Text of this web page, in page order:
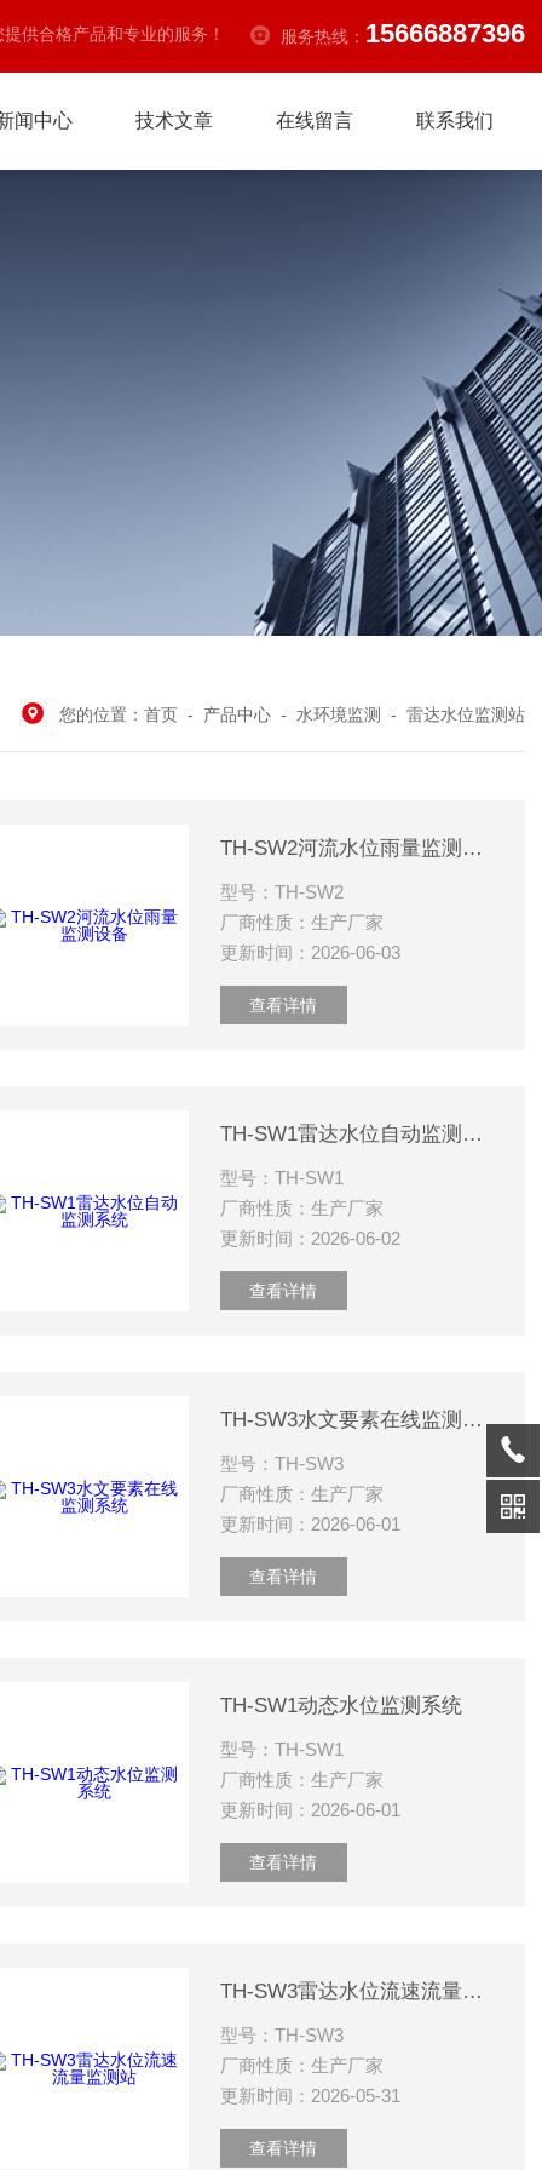
供合格产品和专业的服务！ 服务热线： 15666887396
闻中心 技术文章 在线留言 联系我们
您的位置： 首页 - 产品中心 - 水环境监测 - 雷达水位监测站
TH-SW2河流水位雨量监测设备
型号：TH-SW2
厂商性质：生产厂家
更新时间：2026-06-03
查看详情
TH-SW1雷达水位自动监测系统
型号：TH-SW1
厂商性质：生产厂家
更新时间：2026-06-02
查看详情
TH-SW3水文要素在线监测系统
型号：TH-SW3
厂商性质：生产厂家
更新时间：2026-06-01
查看详情
TH-SW1动态水位监测系统
型号：TH-SW1
厂商性质：生产厂家
更新时间：2026-06-01
查看详情
TH-SW3雷达水位流速流量监测站
型号：TH-SW3
厂商性质：生产厂家
更新时间：2026-05-31
查看详情